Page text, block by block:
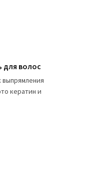
для волос
выпрямления
кератин и